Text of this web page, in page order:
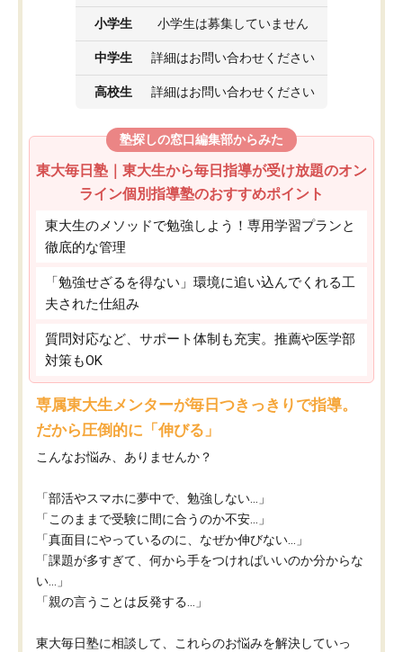
小学生 小学生は募集していません
中学生 詳細はお問い合わせください
高校生 詳細はお問い合わせください
塾探しの窓口編集部からみた
東大毎日塾｜東大生から毎日指導が受け放題のオン
ライン個別指導塾のおすすめポイント
東大生のメソッドで勉強しよう！専用学習プランと
徹底的な管理
「勉強せざるを得ない」環境に追い込んでくれる工
夫された仕組み
質問対応など、サポート体制も充実。推薦や医学部
対策もOK
専属東大生メンターが毎日つきっきりで指導。
だから圧倒的に「伸びる」
こんなお悩み、ありませんか？
「部活やスマホに夢中で、勉強しない…」
「このままで受験に間に合うのか不安…」
「真面目にやっているのに、なぜか伸びない…」
「課題が多すぎて、何から手をつければいいのか分からな
い…」
「親の言うことは反発する…」
東大毎日塾に相談して、これらのお悩みを解決していっ